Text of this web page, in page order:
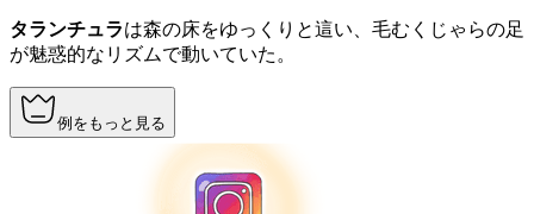
タランチュラは森の床をゆっくりと這い、毛むくじゃらの足
が魅惑的なリズムで動いていた。
例をもっと見る